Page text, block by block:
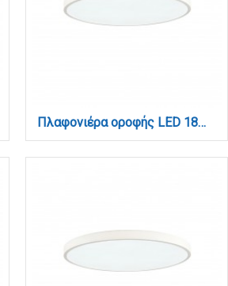
Πλαφονιέρα οροφής LED 18W 3CCT (by switch on base) σε λευκή απόχρωση D:23x2,5cm (42036-E-White)